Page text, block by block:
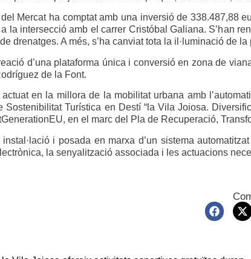
del Mercat ha comptat amb una inversió de 338.487,88
la intersecció amb el carrer Cristóbal Galiana. S’han
drenatges. A més, s’ha canviat tota la il·luminació de
d’una plataforma única i conversió en zona de
de la Font.
actuat en la millora de la mobilitat urbana amb
Sostenibilitat Turística en Destí “la Vila Joiosa.
en el marc del Pla de Recuperació,
i posada en marxa d’un sistema
la senyalització associada i les actuacions